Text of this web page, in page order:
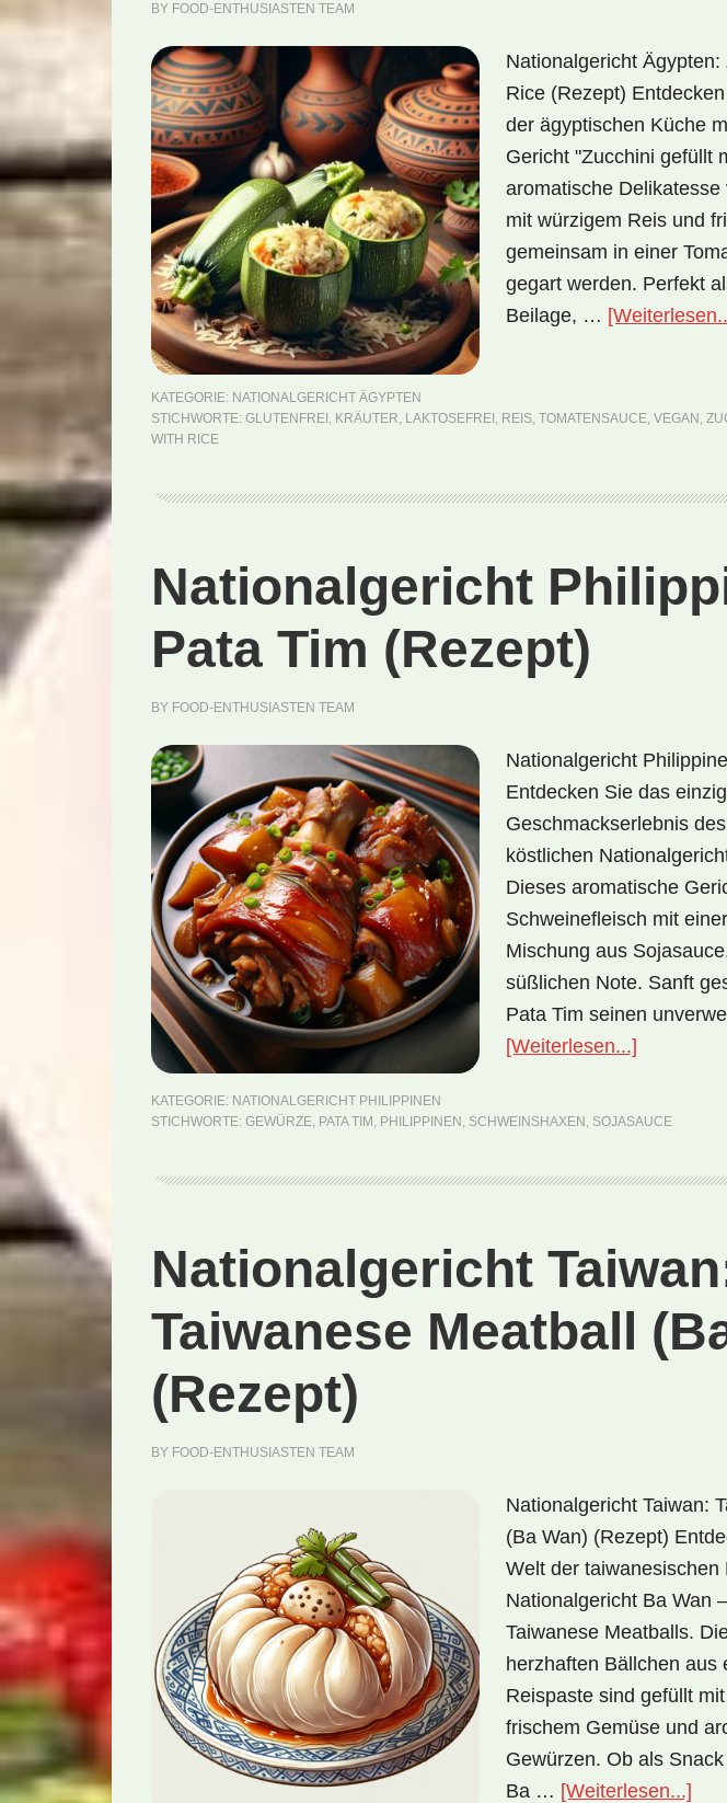
BY FOOD-ENTHUSIASTEN TEAM
Nationalgericht
Rice (Rezept)
der ägyptischen Küche
Gericht "Zucchini gefüllt
aromatische
mit würzigem Reis und
gemeinsam in einer
gegart werden. Perfekt
Beilage, …
KATEGORIE: NATIONALGERICHT ÄGYPTEN
STICHWORTE: GLUTENFREI , KRÄUTER, LAKTOSEFREI , REIS, TOMATENSAUCE, VEGAN ,
WITH RICE
Nationalgericht
Pata Tim (Rezept)
BY FOOD-ENTHUSIASTEN TEAM
Nationalgericht
Entdecken Sie das
Geschmackserlebnis
köstlichen
Dieses aromatische
Schweinefleisch mit
Mischung aus
süßlichen Note. Sanft
Pata Tim seinen
[Weiterlesen...]
(Rezept)
KATEGORIE: NATIONALGERICHT PHILIPPINEN
STICHWORTE: GEWÜRZE, PATA TIM , PHILIPPINEN , SCHWEINSHAXEN , SOJASAUCE
Nationalgericht
Taiwanese Meatball
(Rezept)
BY FOOD-ENTHUSIASTEN TEAM
Nationalgericht Taiwan:
(Ba Wan) (Rezept)
Welt der taiwanesischen
Nationalgericht Ba Wan
Taiwanese Meatballs.
herzhaften Bällchen aus
Reispaste sind gefüllt
frischem Gemüse und
Gewürzen. Ob als
Ba … [Weiterlesen...]